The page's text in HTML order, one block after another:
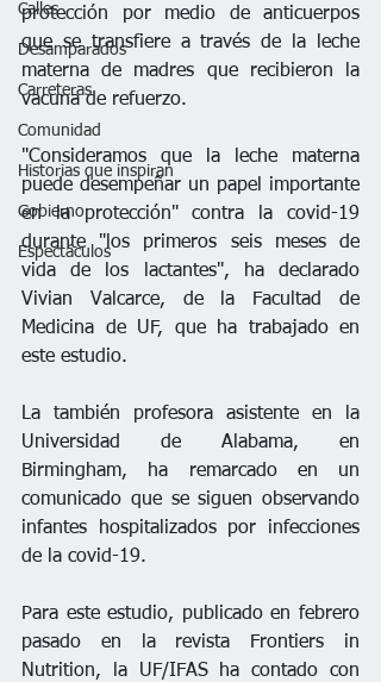
Calles
Desamparados
Carreteras
Comunidad
Historias que inspiran
Gobierno
Espectáculos
protección por medio de anticuerpos
que se transfiere a través de la leche
materna de madres que recibieron la
vacuna de refuerzo.
"Consideramos que la leche materna
puede desempeñar un papel importante
en la protección" contra la covid-19
durante "los primeros seis meses de
vida de los lactantes", ha declarado
Vivian Valcarce, de la Facultad de
Medicina de UF, que ha trabajado en
este estudio.
La también profesora asistente en la
Universidad de Alabama, en
Birmingham, ha remarcado en un
comunicado que se siguen observando
infantes hospitalizados por infecciones
de la covid-19.
Para este estudio, publicado en febrero
pasado en la revista Frontiers in
Nutrition, la UF/IFAS ha contado con